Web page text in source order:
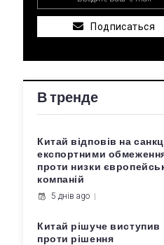
Подписаться
В тренде
Китай відповів на
експортними
проти низки
компаній
5 днів ago
Китай рішуче виступив
проти рішення